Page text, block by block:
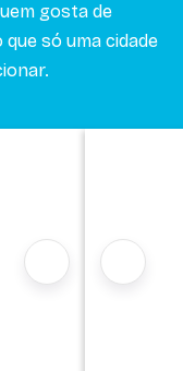
gosta de
só uma cidade